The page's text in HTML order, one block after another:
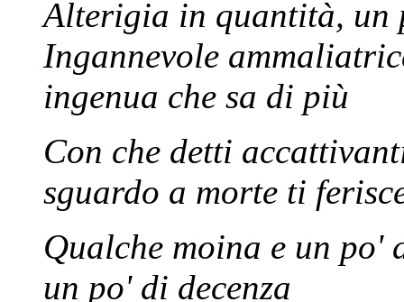
Alterigia in quantità, un
Ingannevole
ingenua che sa di più
Con che detti
sguardo a morte ti
Qualche moina e un po'
un po' di decenza